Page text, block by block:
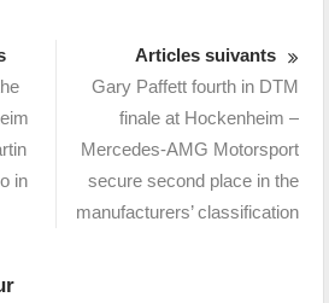
in
Articles suivants
Gary Paffett fourth in DTM
finale at Hockenheim –
Mercedes-AMG Motorsport
secure second place in the
manufacturers’ classification